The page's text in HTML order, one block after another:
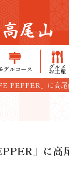
尾山
デルコース グルメ
お土産
PEPPER」に高尾
」に高